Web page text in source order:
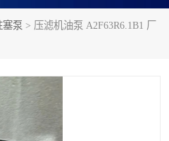
塞泵 > 压滤机油泵 A2F63R6.1B1 厂
方向阀
电机
列管式油冷却器